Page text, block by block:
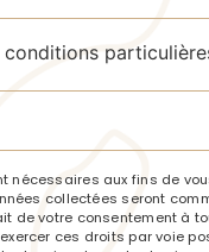
nécessaires aux fins de
collectées seront
de votre consentement à
ces droits par